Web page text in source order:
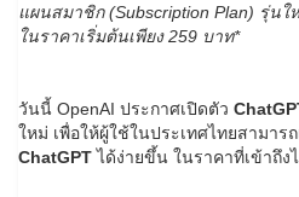
แผนสมาชิก(Subscription Plan) รุ่นใ
ในราคาเริ่มต้นเพียง 259 บาท*
วันนี้ OpenAI ประกาศเปิดตัว
ใหม่ เพื่อให้ผู้ใช้ในประเทศไทยสามาร
ChatGPTได้ง่ายขึ้น ในราคาที่เข้าถึง